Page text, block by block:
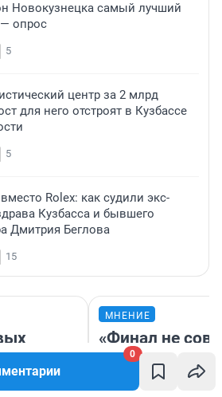
0
Новокузнецка самый лучший
опрос
5
центр за 2 млрд
для него отстроят в Кузбассе
5
Rolex: как судили экс-
Кузбасса и бывшего
Дмитрия Беглова
15
МНЕНИЕ
«Финал не
ожиданиями»:
смотреть